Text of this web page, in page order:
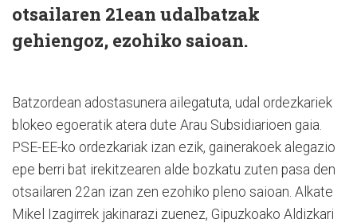
otsailaren 21ean udalbatzak
gehiengoz, ezohiko saioan.
Batzordean adostasunera ailegatuta, udal ordezkariek
blokeo egoeratik atera dute Arau Subsidiarioen gaia.
PSE-EE-ko ordezkariak izan ezik, gainerakoek alegazio
epe berri bat irekitzearen alde bozkatu zuten pasa den
otsailaren 22an izan zen ezohiko pleno saioan. Alkate
Mikel Izagirrek jakinarazi zuenez, Gipuzkoako Aldizkari